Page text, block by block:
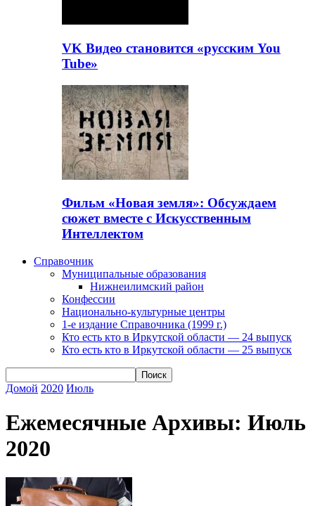
VK Видео становится «русским You
Tube»
Фильм «Новая земля»: Обсуждаем
сюжет вместе с Искусственным
Интеллектом
Справочник
Муниципальные образования
Нижнеилимский район
Конфессии
Национально-культурные центры
1-е издание Справочника (1999 г.)
Кто есть кто в Иркутской области — 24 выпуск
Кто есть кто в Иркутской области — 25 выпуск
Домой 2020 Июль
Ежемесячные Архивы: Июль
2020